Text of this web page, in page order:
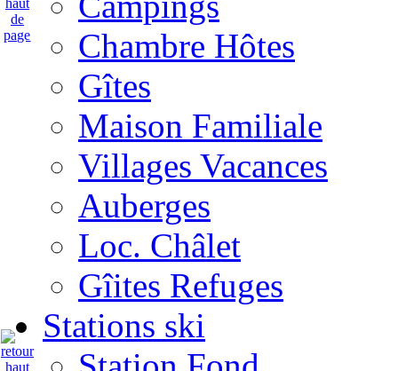
Chambre Hôtes
Gîtes
Maison Familiale
Villages Vacances
Auberges
Loc. Châlet
Gîites Refuges
Stations ski